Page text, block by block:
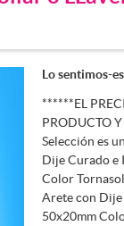
Lo sentimos-
******EL
PRODUCTO
Selección es
Dije Curado e
Color
Arete con Dije
50x20mm